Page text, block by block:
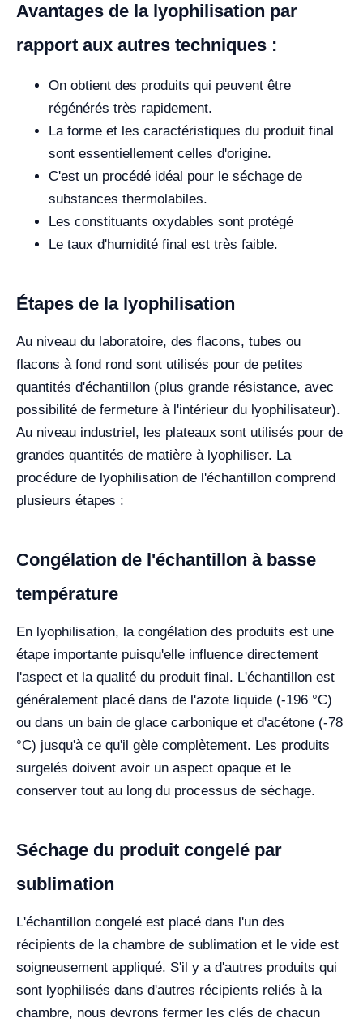
Avantages de la lyophilisation par
rapport aux autres techniques :
On obtient des produits qui peuvent être
régénérés très rapidement.
La forme et les caractéristiques du produit final
sont essentiellement celles d'origine.
C'est un procédé idéal pour le séchage de
substances thermolabiles.
Les constituants oxydables sont protégé
Le taux d'humidité final est très faible.
Étapes de la lyophilisation
Au niveau du laboratoire, des flacons, tubes ou
flacons à fond rond sont utilisés pour de petites
quantités d'échantillon (plus grande résistance, avec
possibilité de fermeture à l'intérieur du lyophilisateur).
Au niveau industriel, les plateaux sont utilisés pour de
grandes quantités de matière à lyophiliser. La
procédure de lyophilisation de l'échantillon comprend
plusieurs étapes :
Congélation de l'échantillon à basse
température
En lyophilisation, la congélation des produits est une
étape importante puisqu'elle influence directement
l'aspect et la qualité du produit final. L'échantillon est
généralement placé dans de l'azote liquide (-196 °C)
ou dans un bain de glace carbonique et d'acétone (-78
°C) jusqu'à ce qu'il gèle complètement. Les produits
surgelés doivent avoir un aspect opaque et le
conserver tout au long du processus de séchage.
Séchage du produit congelé par
sublimation
L'échantillon congelé est placé dans l'un des
récipients de la chambre de sublimation et le vide est
soigneusement appliqué. S'il y a d'autres produits qui
sont lyophilisés dans d'autres récipients reliés à la
chambre, nous devrons fermer les clés de chacun